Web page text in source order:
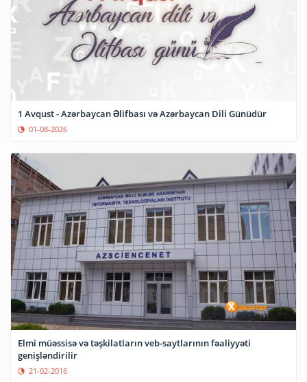
1 Avqust - Azərbaycan Əlifbası və Azərbaycan Dili Günüdür
01-08-2026
Elmi müəssisə və təşkilatların veb-saytlarının fəaliyyəti
genişləndirilir
21-02-2016